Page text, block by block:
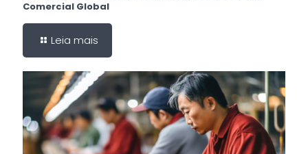
Comercial Global
Leia mais